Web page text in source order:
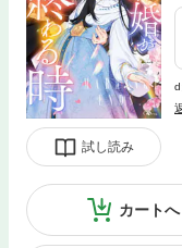
試し読み
d
カートへ